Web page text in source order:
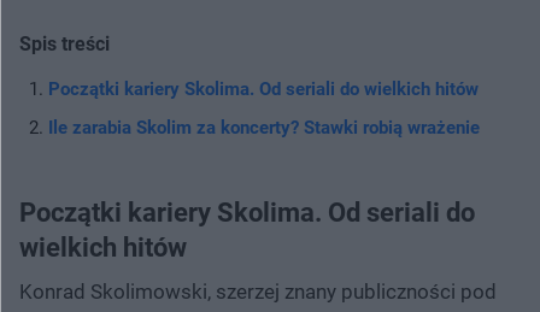
Spis treści
Początki kariery Skolima. Od seriali do wielkich hitów
Ile zarabia Skolim za koncerty? Stawki robią wrażenie
Początki kariery Skolima. Od seriali do
wielkich hitów
Konrad Skolimowski, szerzej znany publiczności pod